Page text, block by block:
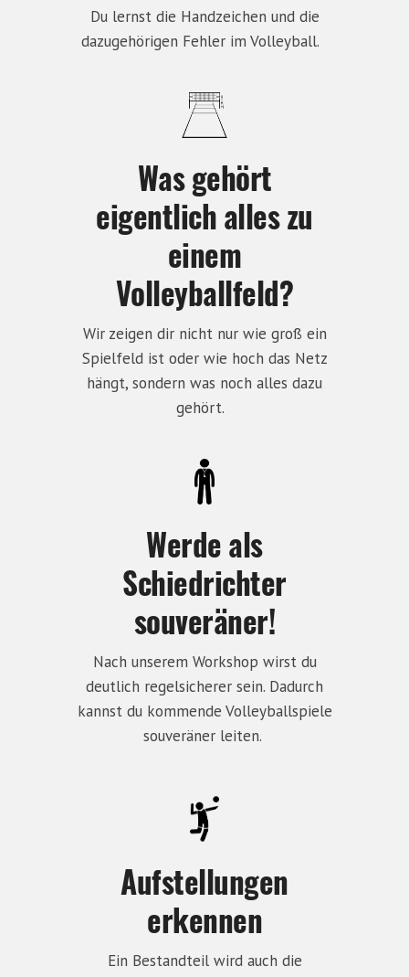
Du lernst die Handzeichen und die
dazugehörigen Fehler im Volleyball.
Was gehört
eigentlich alles zu
einem
Volleyballfeld?
Wir zeigen dir nicht nur wie groß ein
Spielfeld ist oder wie hoch das Netz
hängt, sondern was noch alles dazu
gehört.
Werde als
Schiedrichter
souveräner!
Nach unserem Workshop wirst du
deutlich regelsicherer sein. Dadurch
kannst du kommende Volleyballspiele
souveräner leiten.
Aufstellungen
erkennen
Ein Bestandteil wird auch die